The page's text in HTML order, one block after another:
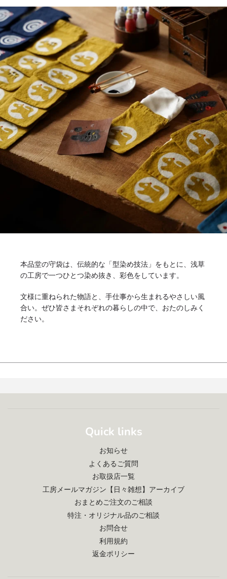
本品堂の守袋は、伝統的な「型染め技法」をもとに、浅草
の工房で一つひとつ染め抜き、彩色をしています。
文様に重ねられた物語と、手仕事から生まれるやさしい風
合い。ぜひ皆さまそれぞれの暮らしの中で、おたのしみく
ださい。
Quick links
お知らせ
よくあるご質問
お取扱店一覧
工房メールマガジン【日々雑想】アーカイブ
おまとめご注文のご相談
特注・オリジナル品のご相談
お問合せ
利用規約
返金ポリシー